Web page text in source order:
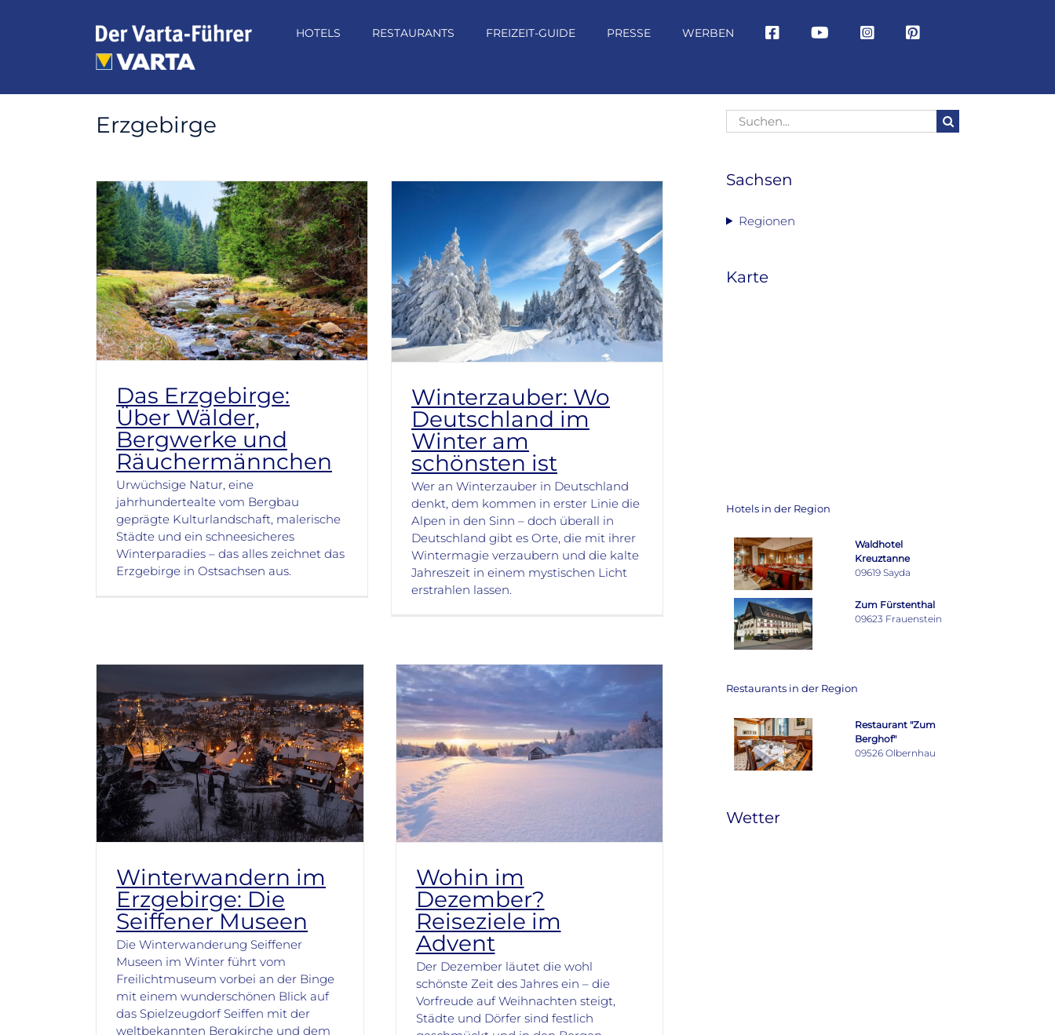
HOTELS RESTAURANTS FREIZEIT-GUIDE PRESSE WERBEN
Erzgebirge
Das Erzgebirge:
Über Wälder,
Bergwerke und
Räuchermännchen
Urwüchsige Natur, eine
jahrhundertealte vom Bergbau
geprägte Kulturlandschaft, malerische
Städte und ein schneesicheres
Winterparadies – das alles zeichnet das
Erzgebirge in Ostsachsen aus.
Winterzauber: Wo
Deutschland im
Winter am
schönsten ist
Wer an Winterzauber in Deutschland
denkt, dem kommen in erster Linie die
Alpen in den Sinn – doch überall in
Deutschland gibt es Orte, die mit ihrer
Wintermagie verzaubern und die kalte
Jahreszeit in einem mystischen Licht
erstrahlen lassen.
Winterwandern im
Erzgebirge: Die
Seiffener Museen
Die Winterwanderung Seiffener
Museen im Winter führt vom
Freilichtmuseum vorbei an der Binge
mit einem wunderschönen Blick auf
das Spielzeugdorf Seiffen mit der
weltbekannten Bergkirche und dem
Wohin im
Dezember?
Reiseziele im
Advent
Der Dezember läutet die wohl
schönste Zeit des Jahres ein – die
Vorfreude auf Weihnachten steigt,
Städte und Dörfer sind festlich
Suche
nach:
Sachsen
Regionen
Karte
Hotels in der Region
Waldhotel
Kreuztanne
09619 Sayda
Zum Fürstenthal
09623 Frauenstein
Restaurants in der Region
Restaurant "Zum
Berghof"
09526 Olbernhau
Wetter